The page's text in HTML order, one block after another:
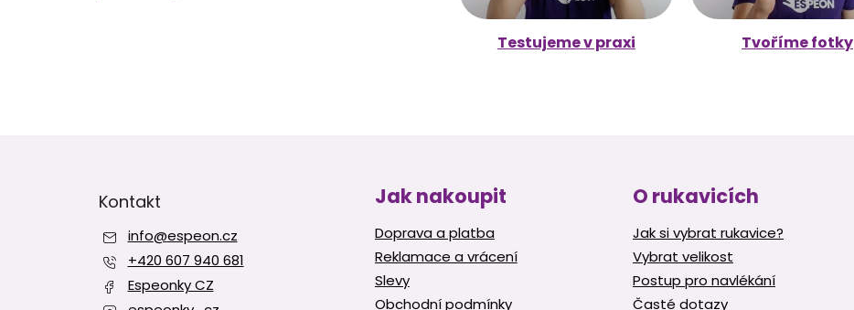
Testujeme v praxi Tvoříme fotky
Kontakt
info@espeon.cz
+420 607 940 681
Espeonky CZ
Jak nakoupit
Doprava a platba
Reklamace a vrácení
Slevy
Obchodní podmínky
O rukavicích
Jak si vybrat rukavice?
Vybrat velikost
Postup pro navlékání
Časté dotazy